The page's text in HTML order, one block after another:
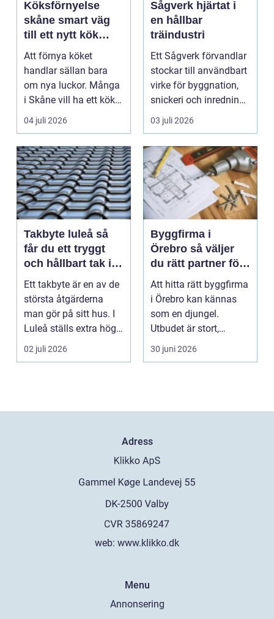
Köksförnyelse
skåne smart väg
till ett nytt kök
utan helrenovering
Att förnya köket
handlar sällan bara
om nya luckor. Många
i Skåne vill ha ett kök
som fungerar bättr...
04 juli 2026
Sågverk hjärtat i
en hållbar
träindustri
Ett Sågverk förvandlar
stockar till användbart
virke för byggnation,
snickeri och inredning.
Här möt...
03 juli 2026
Takbyte luleå så
får du ett tryggt
och hållbart tak i
norrbottniskt
klimat
Ett takbyte är en av de
största åtgärderna
man gör på sitt hus. I
Luleå ställs extra höga
krav på bå...
02 juli 2026
Byggfirma i
Örebro så väljer
du rätt partner för
ditt projekt
Att hitta rätt byggfirma
i Örebro kan kännas
som en djungel.
Utbudet är stort,
projekten ser olika u...
30 juni 2026
Adress
web: www.klikko.dk
Menu
Annonsering